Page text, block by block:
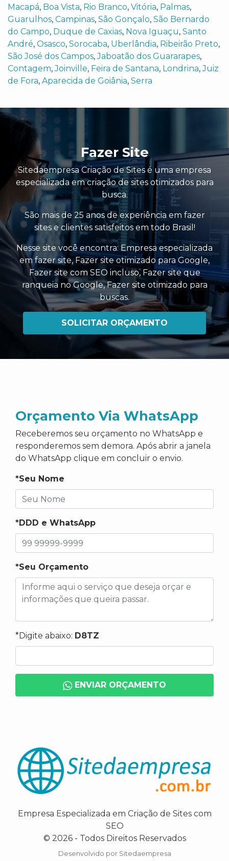
Macapá, Boa Vista, Rio Branco, Vitória, Palmas,
Guarulhos, Campinas, São Gonçalo, São Bernardo
do Campo, Duque de Caxias, Nova Iguaçu, Santo
André, Osasco, Sorocaba, Uberlândia, Ribeirão Preto,
São José dos Campos,Jaboatão dos Guararapes,
Contagem,Joinville, Feira de Santana, Londrina,Juiz
de Fora, Aparecida de Goiânia, Serra
Fazer Site
Sitedaempresa Criação de Sites é uma empresa
especializada em criação de sites otimizados para
busca.
São mais de 25 anos de experiência em fazer
sites e clientes satisfeitos em todo Brasil!
Nesse site você encontra:Empresa especializada
em fazer site,Fazer site otimizado para Google,
Fazer site com SEO incluso, Fazer site que
ranqueia no Google,Fazer site otimizado para
buscas.
SOLICITAR ORÇAMENTO
Orçamento Via WhatsApp
Receberemos seu orçamento no WhatsApp e
responderemos sem demora. Após abrir a janela
do WhatsApp clique em concluir o envio.
*Seu Nome
*DDD e WhatsApp
*Seu Orçamento
*Digite abaixo: D8TZ
ENVIAR ORÇAMENTO
Empresa Especializada em Criação de Sites com
SEO
© 2026 - Todos Direitos Reservados
Desenvolvido por Sitedaempresa